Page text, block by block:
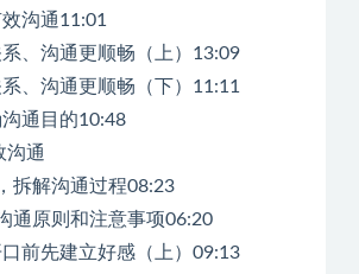
沟通11:01
、沟通更顺畅（上）13:09
、沟通更顺畅（下）11:11
通目的10:48
沟通
拆解沟通过程08:23
通原则和注意事项06:20
前先建立好感（上）09:13